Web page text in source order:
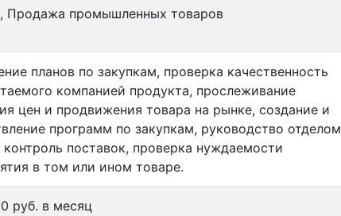
Продажа промышленных товаров
планов по закупкам, проверка качественность
компанией продукта, прослеживание
цен и продвижения товара на рынке, создание и
программ по закупкам, руководство отделом
контроль поставок, проверка нуждаемости
в том или ином товаре.
руб. в месяц